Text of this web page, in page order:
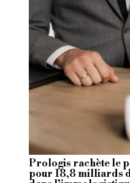
Prologis rachète le
pour 18,8 milliards